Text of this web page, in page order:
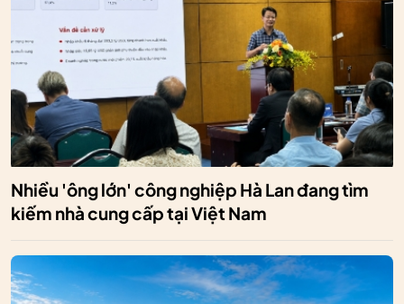
Nhiều 'ông lớn' công nghiệp Hà Lan đang tìm
kiếm nhà cung cấp tại Việt Nam